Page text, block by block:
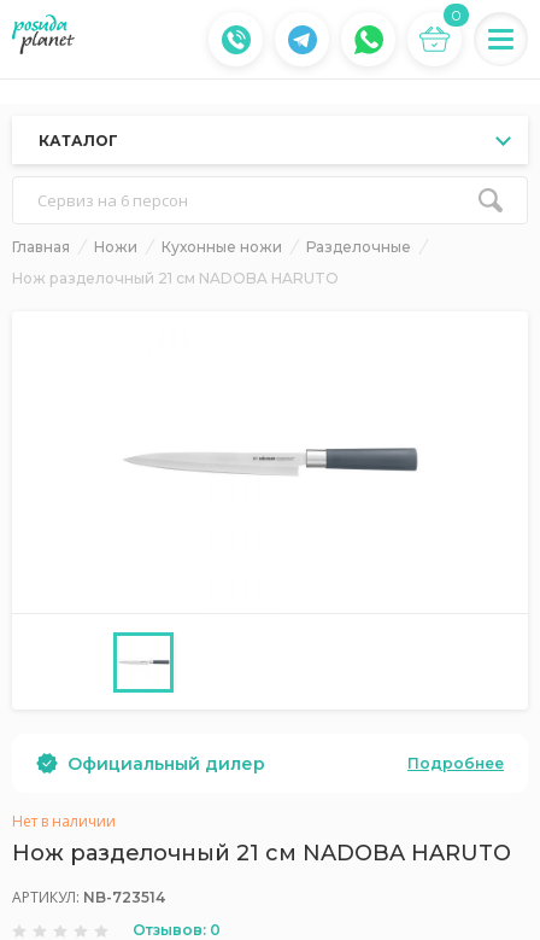
0
КАТАЛОГ
Сервиз на 6 персон
Главная Ножи Кухонные ножи
Разделочные
Нож разделочный 21 см NADOBA HARUTO
Официальный дилер Подробнее
Нет в наличии
Нож разделочный 21 см NADOBA HARUTO
АРТИКУЛ: NB-723514
Отзывов: 0